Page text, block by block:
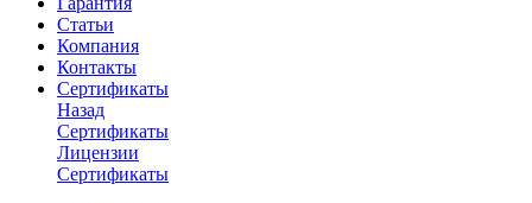
Статьи
Компания
Контакты
Сертификаты
Назад
Сертификаты
Лицензии
Сертификаты